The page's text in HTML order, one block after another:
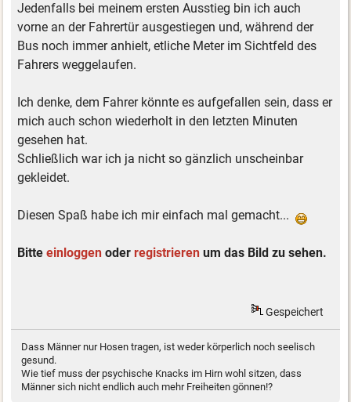
Jedenfalls bei meinem ersten Ausstieg bin ich auch
vorne an der Fahrertür ausgestiegen und, während der
Bus noch immer anhielt, etliche Meter im Sichtfeld des
Fahrers weggelaufen.
Ich denke, dem Fahrer könnte es aufgefallen sein, dass er
mich auch schon wiederholt in den letzten Minuten
gesehen hat.
Schließlich war ich ja nicht so gänzlich unscheinbar
gekleidet.
Diesen Spaß habe ich mir einfach mal gemacht...
Bitteeinloggen oderregistrieren um das Bild zu sehen.
Gespeichert
Dass Männer nur Hosen tragen, ist weder körperlich noch seelisch
gesund.
Wie tief muss der psychische Knacks im Hirn wohl sitzen, dass
Männer sich nicht endlich auch mehr Freiheiten gönnen!?